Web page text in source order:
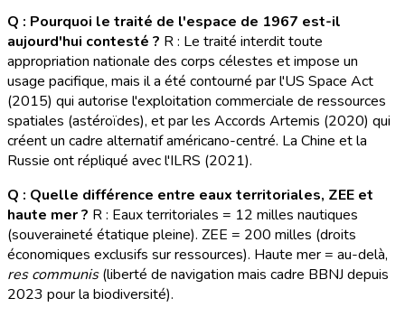
Q : Pourquoi le traité de l'espace de 1967 est-il
aujourd'hui contesté ? R : Le traité interdit toute
appropriation nationale des corps célestes et impose un
usage pacifique, mais il a été contourné par l'US Space Act
(2015) qui autorise l'exploitation commerciale de ressources
spatiales (astéroïdes), et par les Accords Artemis (2020) qui
créent un cadre alternatif américano-centré. La Chine et la
Russie ont répliqué avec l'ILRS (2021).
Q : Quelle différence entre eaux territoriales, ZEE et
haute mer ? R : Eaux territoriales = 12 milles nautiques
(souveraineté étatique pleine). ZEE = 200 milles (droits
économiques exclusifs sur ressources). Haute mer = au-delà,
res communis(liberté de navigation mais cadre BBNJ depuis
2023 pour la biodiversité).